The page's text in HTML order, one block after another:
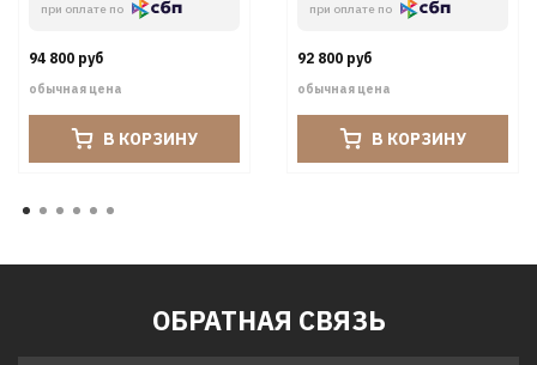
при оплате по
94 800 руб
обычная цена
В КОРЗИНУ
при оплате по
92 800 руб
обычная цена
В КОРЗИНУ
ОБРАТНАЯ СВЯЗЬ